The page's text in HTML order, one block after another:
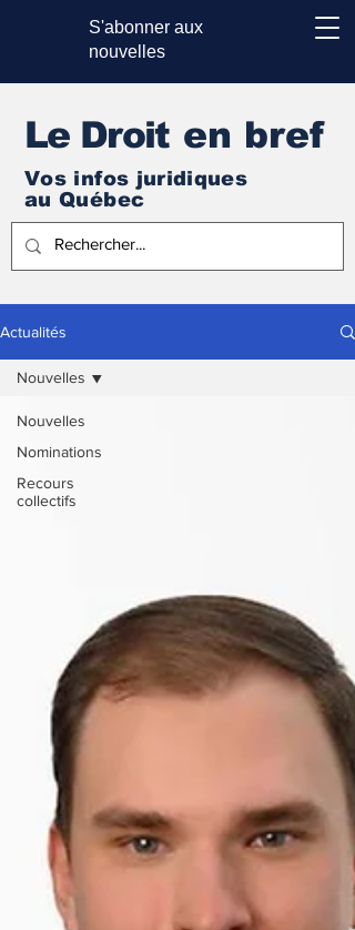
S'abonner aux
nouvelles
Le Droit en bref
Vos infos juridiques
au Québec
Actualités
Nouvelles
Nominations
Recours
collectifs
Nouvelles